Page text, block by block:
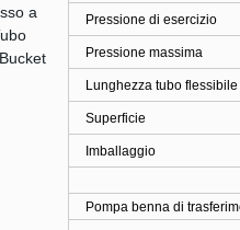
Pressione di esercizio
Pressione massima
Lunghezza tubo flessibile
Superficie
Imballaggio
Pompa benna di